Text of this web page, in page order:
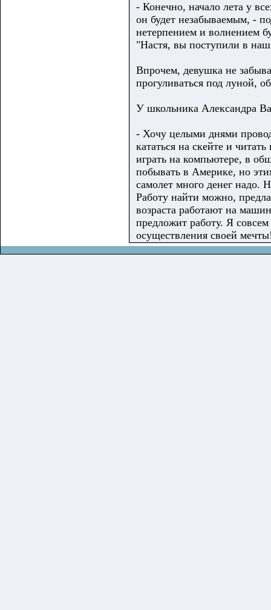
- Конечно, начало лета у
он будет незабываемым, -
нетерпением и волнением
"Настя, вы поступили в
Впрочем, девушка не
прогуливаться под луной,
У школьника Александра
- Хочу целыми днями
кататься на скейте и
играть на компьютере, в
побывать в Америке, но
самолет много денег надо.
Работу найти можно,
возраста работают на
предложит работу. Я совсем
осуществления своей